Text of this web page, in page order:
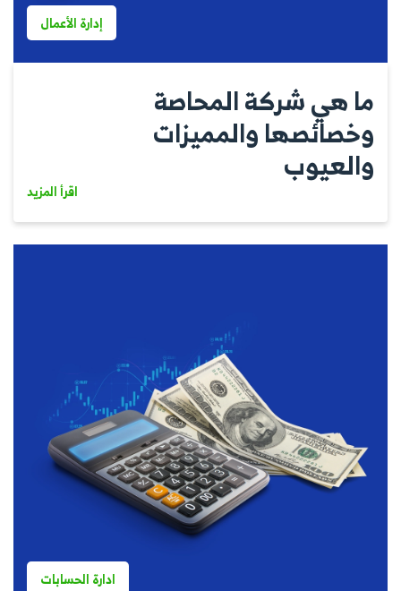
إدارة الأعمال
ما هي شركة المحاصة
وخصائصها والمميزات
والعيوب
اقرأ المزيد
ادارة الحسابات